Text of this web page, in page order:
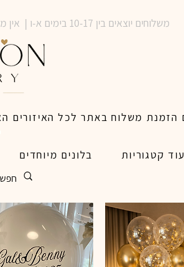
משלוחים יוצאים בין 10-17 בימים א-ו | אין משלוחים בשבתות וחגים | ניתן לבצע הזמנה לאותו היום עד שעה 14:00
עוד קטגוריות בלונים מיוחדים